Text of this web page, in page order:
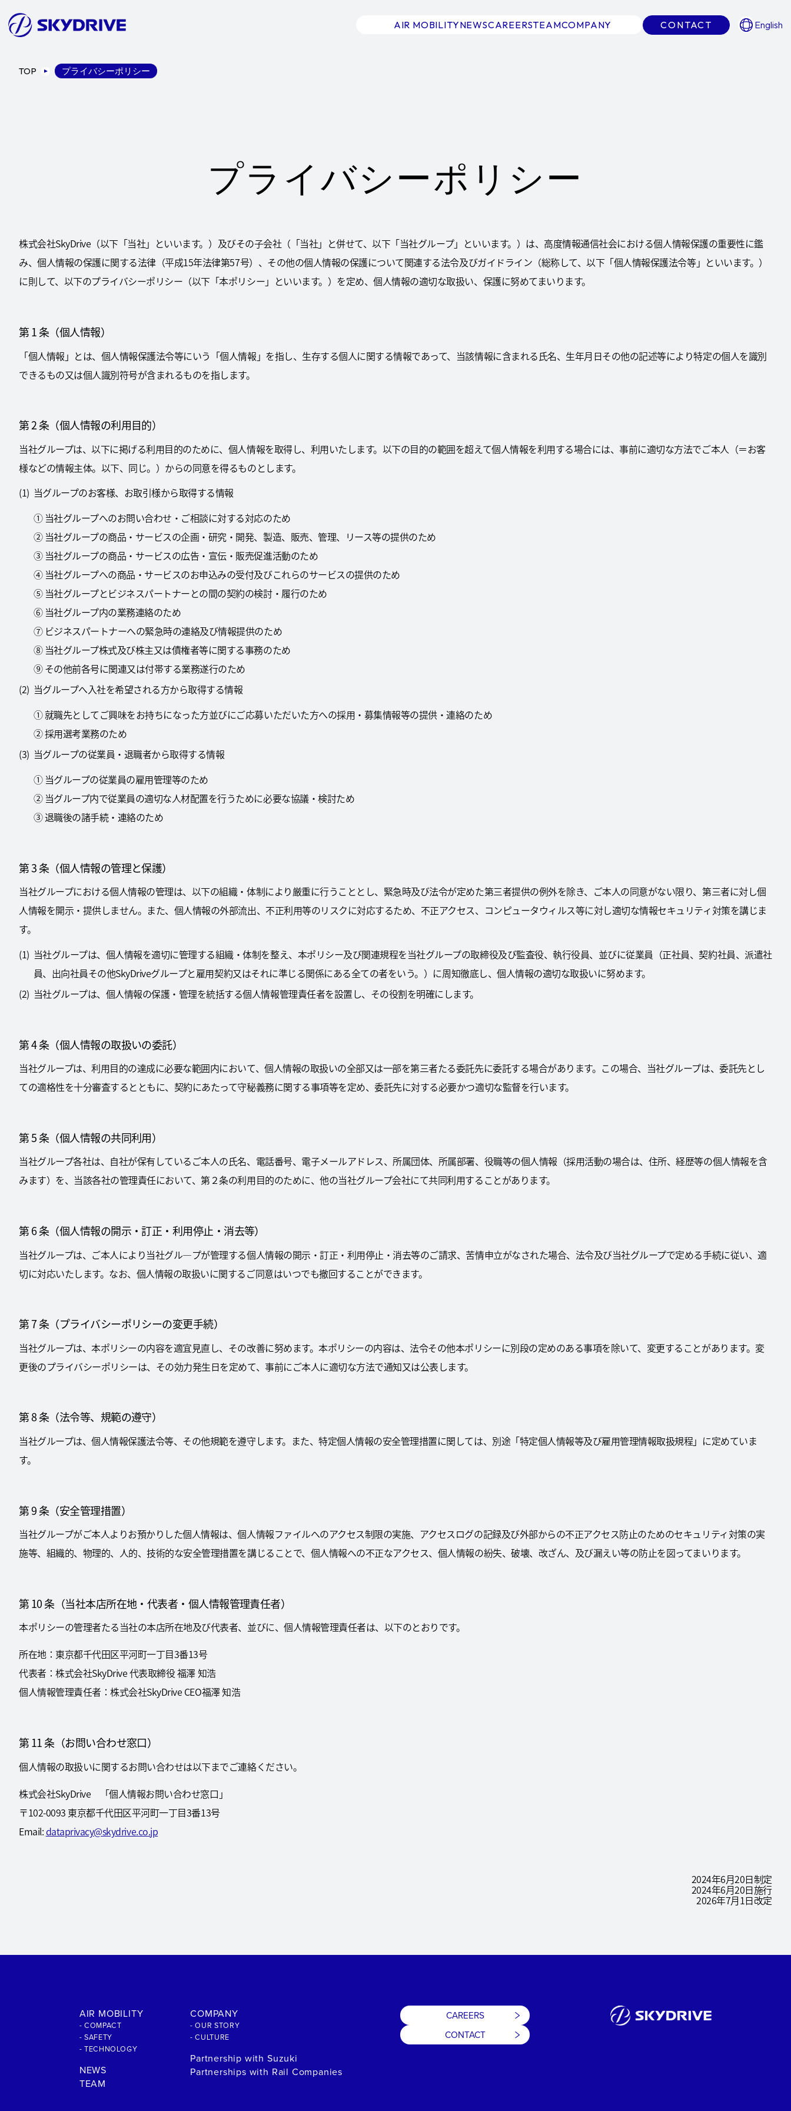
AIR MOBILITYNEWSCAREERSTEAMCOMPANY CONTACT English
TOP プライバシーポリシー
プライバシーポリシー
株式会社SkyDrive（以下「当社」といいます。）及びその子会社（「当社」と併せて、以下「当社グループ」といいます。）は、高度情報通信社会における個人情報保護の重要性に鑑
み、個人情報の保護に関する法律（平成15年法律第57号）、その他の個人情報の保護について関連する法令及びガイドライン（総称して、以下「個人情報保護法令等」といいます。）
に則して、以下のプライバシーポリシー（以下「本ポリシー」といいます。）を定め、個人情報の適切な取扱い、保護に努めてまいります。
第 1 条（個人情報）
「個人情報」とは、個人情報保護法令等にいう「個人情報」を指し、生存する個人に関する情報であって、当該情報に含まれる氏名、生年月日その他の記述等により特定の個人を識別
できるもの又は個人識別符号が含まれるものを指します。
第 2 条（個人情報の利用目的）
当社グループは、以下に掲げる利用目的のために、個人情報を取得し、利用いたします。以下の目的の範囲を超えて個人情報を利用する場合には、事前に適切な方法でご本人（＝お客
様などの情報主体。以下、同じ。）からの同意を得るものとします。
当グループのお客様、お取引様から取得する情報
① 当社グループへのお問い合わせ・ご相談に対する対応のため
② 当社グループの商品・サービスの企画・研究・開発、製造、販売、管理、リース等の提供のため
③ 当社グループの商品・サービスの広告・宣伝・販売促進活動のため
④ 当社グループへの商品・サービスのお申込みの受付及びこれらのサービスの提供のため
⑤ 当社グループとビジネスパートナーとの間の契約の検討・履行のため
⑥ 当社グループ内の業務連絡のため
⑦ ビジネスパートナーへの緊急時の連絡及び情報提供のため
⑧ 当社グループ株式及び株主又は債権者等に関する事務のため
⑨ その他前各号に関連又は付帯する業務遂行のため
当グループへ入社を希望される方から取得する情報
① 就職先としてご興味をお持ちになった方並びにご応募いただいた方への採用・募集情報等の提供・連絡のため
② 採用選考業務のため
当グループの従業員・退職者から取得する情報
① 当グループの従業員の雇用管理等のため
② 当グループ内で従業員の適切な人材配置を行うために必要な協議・検討ため
③ 退職後の諸手続・連絡のため
第 3 条（個人情報の管理と保護）
当社グループにおける個人情報の管理は、以下の組織・体制により厳重に行うこととし、緊急時及び法令が定めた第三者提供の例外を除き、ご本人の同意がない限り、第三者に対し個
人情報を開示・提供しません。また、個人情報の外部流出、不正利用等のリスクに対応するため、不正アクセス、コンピュータウィルス等に対し適切な情報セキュリティ対策を講じま
す。
当社グループは、個人情報を適切に管理する組織・体制を整え、本ポリシー及び関連規程を当社グループの取締役及び監査役、執行役員、並びに従業員（正社員、契約社員、派遣社
員、出向社員その他SkyDriveグループと雇用契約又はそれに準じる関係にある全ての者をいう。）に周知徹底し、個人情報の適切な取扱いに努めます。
当社グループは、個人情報の保護・管理を統括する個人情報管理責任者を設置し、その役割を明確にします。
第 4 条（個人情報の取扱いの委託）
当社グループは、利用目的の達成に必要な範囲内において、個人情報の取扱いの全部又は一部を第三者たる委託先に委託する場合があります。この場合、当社グループは、委託先とし
ての適格性を十分審査するとともに、契約にあたって守秘義務に関する事項等を定め、委託先に対する必要かつ適切な監督を行います。
第 5 条（個人情報の共同利用）
当社グループ各社は、自社が保有しているご本人の氏名、電話番号、電子メールアドレス、所属団体、所属部署、役職等の個人情報（採用活動の場合は、住所、経歴等の個人情報を含
みます）を、当該各社の管理責任において、第２条の利用目的のために、他の当社グループ会社にて共同利用することがあります。
第 6 条（個人情報の開示・訂正・利用停止・消去等）
当社グループは、ご本人により当社グル―プが管理する個人情報の開示・訂正・利用停止・消去等のご請求、苦情申立がなされた場合、法令及び当社グループで定める手続に従い、適
切に対応いたします。なお、個人情報の取扱いに関するご同意はいつでも撤回することができます。
第 7 条（プライバシーポリシーの変更手続）
当社グループは、本ポリシーの内容を適宜見直し、その改善に努めます。本ポリシーの内容は、法令その他本ポリシーに別段の定めのある事項を除いて、変更することがあります。変
更後のプライバシーポリシーは、その効力発生日を定めて、事前にご本人に適切な方法で通知又は公表します。
第 8 条（法令等、規範の遵守）
当社グループは、個人情報保護法令等、その他規範を遵守します。また、特定個人情報の安全管理措置に関しては、別途「特定個人情報等及び雇用管理情報取扱規程」に定めていま
す。
第 9 条（安全管理措置）
当社グループがご本人よりお預かりした個人情報は、個人情報ファイルへのアクセス制限の実施、アクセスログの記録及び外部からの不正アクセス防止のためのセキュリティ対策の実
施等、組織的、物理的、人的、技術的な安全管理措置を講じることで、個人情報への不正なアクセス、個人情報の紛失、破壊、改ざん、及び漏えい等の防止を図ってまいります。
第 10 条（当社本店所在地・代表者・個人情報管理責任者）
本ポリシーの管理者たる当社の本店所在地及び代表者、並びに、個人情報管理責任者は、以下のとおりです。
所在地：東京都千代田区平河町一丁目3番13号
代表者：株式会社SkyDrive 代表取締役 福澤 知浩
個人情報管理責任者：株式会社SkyDrive CEO福澤 知浩
第 11 条（お問い合わせ窓口）
個人情報の取扱いに関するお問い合わせは以下までご連絡ください。
株式会社SkyDrive 「個人情報お問い合わせ窓口」
〒102-0093 東京都千代田区平河町一丁目3番13号
Email:dataprivacy@skydrive.co.jp
2024年6月20日制定
2024年6月20日施行
2026年7月1日改定
AIR MOBILITY
- COMPACT
- SAFETY
- TECHNOLOGY
NEWS
TEAM
COMPANY
- OUR STORY
- CULTURE
Partnership with Suzuki
Partnerships with Rail Companies
CAREERS
CONTACT